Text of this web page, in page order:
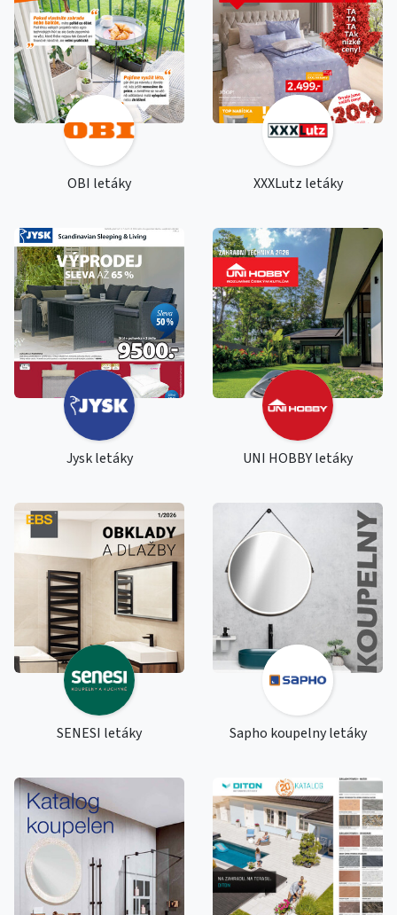
OBI letáky XXXLutz letáky
Jysk letáky UNI HOBBY letáky
SENESI letáky Sapho koupelny letáky